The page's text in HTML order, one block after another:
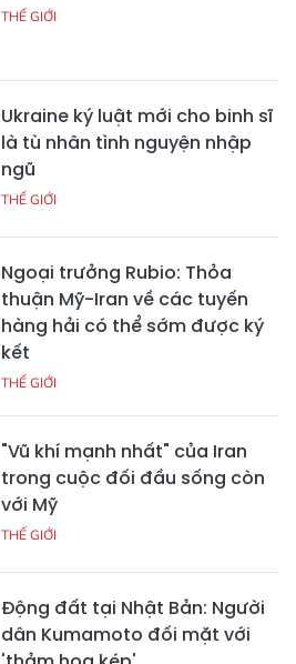
THẾ GIỚI
Ukraine ký luật mới cho binh sĩ
là tù nhân tình nguyện nhập
ngũ
THẾ GIỚI
Ngoại trưởng Rubio: Thỏa
thuận Mỹ-Iran về các tuyến
hàng hải có thể sớm được ký
kết
THẾ GIỚI
"Vũ khí mạnh nhất" của Iran
trong cuộc đối đầu sống còn
với Mỹ
THẾ GIỚI
Động đất tại Nhật Bản: Người
dân Kumamoto đối mặt với